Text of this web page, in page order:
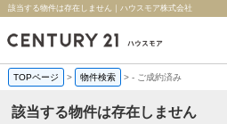
該当する物件は存在しません｜ハウスモア株式会社
TOPページ > 物件検索 >- ご成約済み
該当する物件は存在しません